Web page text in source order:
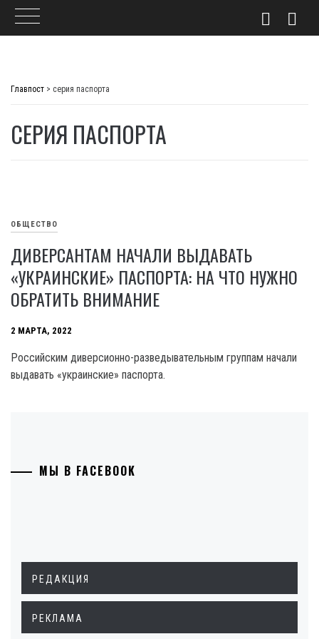
Главпост > серия паспорта
СЕРИЯ ПАСПОРТА
ОБЩЕСТВО
ДИВЕРСАНТАМ НАЧАЛИ ВЫДАВАТЬ
«УКРАИНСКИЕ» ПАСПОРТА: НА ЧТО НУЖНО
ОБРАТИТЬ ВНИМАНИЕ
2 МАРТА, 2022
Российским диверсионно-разведывательным группам начали
выдавать «украинские» паспорта.
МЫ В FACEBOOK
РЕДАКЦИЯ
РЕКЛАМА